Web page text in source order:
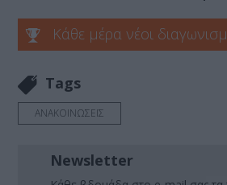
Κάθε μέρα νέοι
Tags
ΑΝΑΚΟΙΝΩΣΕΙΣ
Newsletter